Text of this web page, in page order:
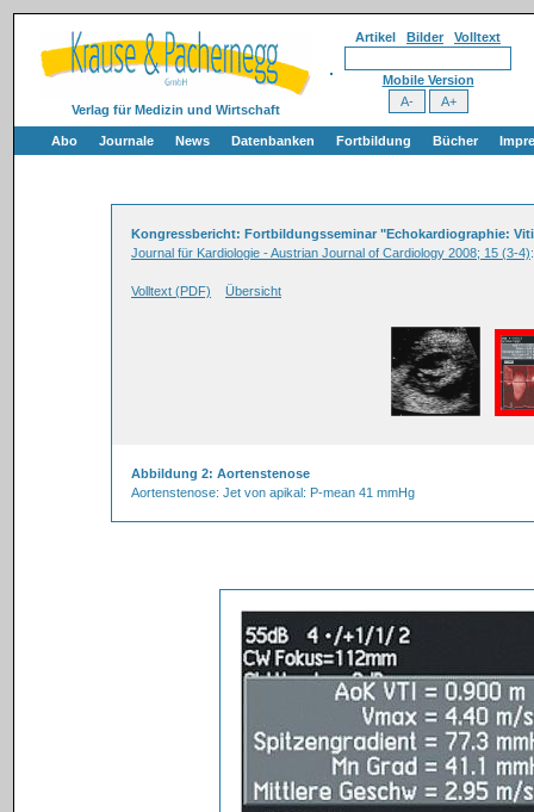
Verlag für Medizin und Wirtschaft
Artikel Bilder Volltext
Mobile Version
Abo Journale News Datenbanken Fortbildung Bücher
Kongressbericht: Fortbildungsseminar "Echokardiographie:
Journal für Kardiologie - Austrian Journal of Cardiology 2008; 15 (3-4)
Volltext (PDF) Übersicht
Abbildung 2: Aortenstenose
Aortenstenose: Jet von apikal: P-mean 41 mmHg